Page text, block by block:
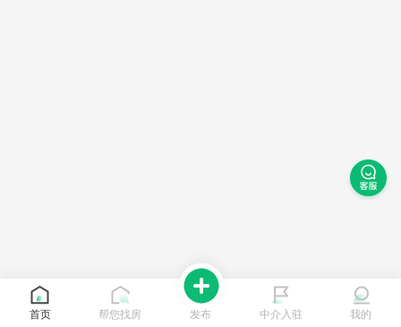
首页 帮您找房 发布 中介入驻 我的